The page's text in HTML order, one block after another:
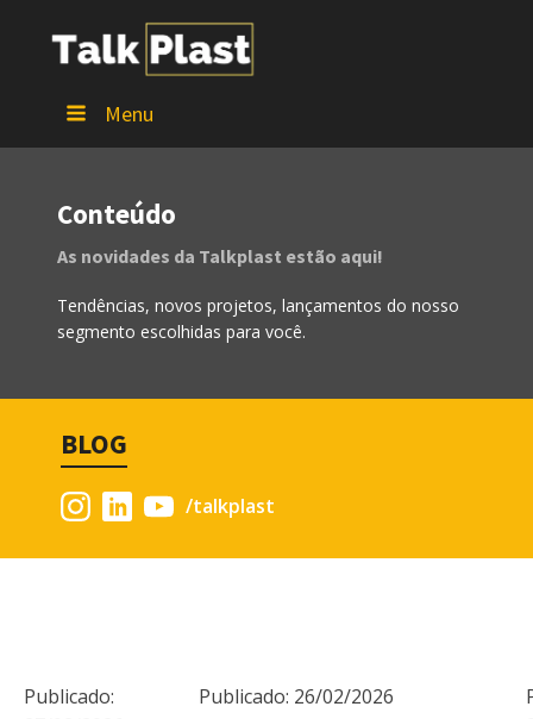
Menu
Conteúdo
As novidades da Talkplast estão aqui!
Tendências, novos projetos, lançamentos do nosso
segmento escolhidas para você.
BLOG
/talkplast
Publicado:
Publicado: 26/02/2026